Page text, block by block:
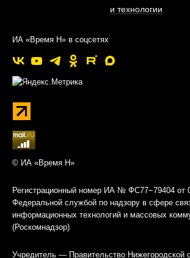
и технологии
ИА «Время Н» в соцсетях
© ИА «Время Н»
Регистрационный номер ИА № ФС77−79404 от
Федеральной службой по надзору в сфере
информационных технологий и массовых
(Роскомнадзор)
Учредитель — Правительство Нижегородской